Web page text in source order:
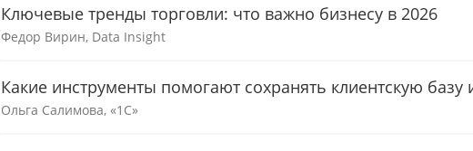
Ключевые тренды торговли: что важно бизнесу в 2026
Федор Вирин, Data Insight
Какие инструменты помогают сохранять клиентскую
Ольга Салимова, «1С»